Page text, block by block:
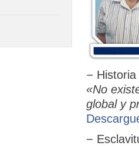
−
«No
global y
−